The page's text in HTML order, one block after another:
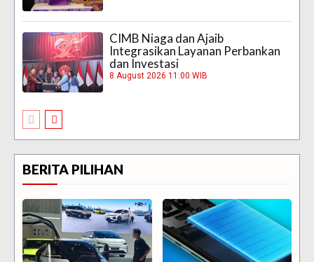
CIMB Niaga dan Ajaib
Integrasikan Layanan Perbankan
dan Investasi
8 August 2026 11:00 WIB
BERITA PILIHAN